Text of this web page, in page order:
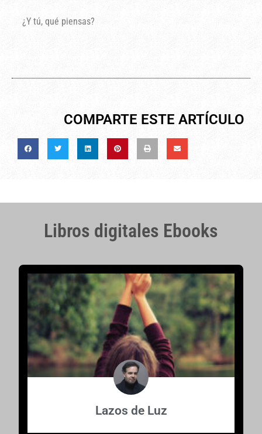
¿Y tú, qué piensas?
COMPARTE ESTE ARTÍCULO
Libros digitales Ebooks
Lazos de Luz